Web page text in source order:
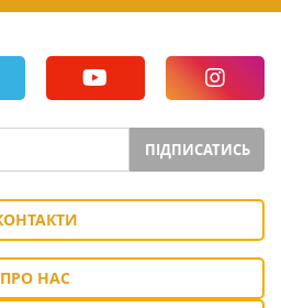
ПІДПИСАТИСЬ
ПРО НАС